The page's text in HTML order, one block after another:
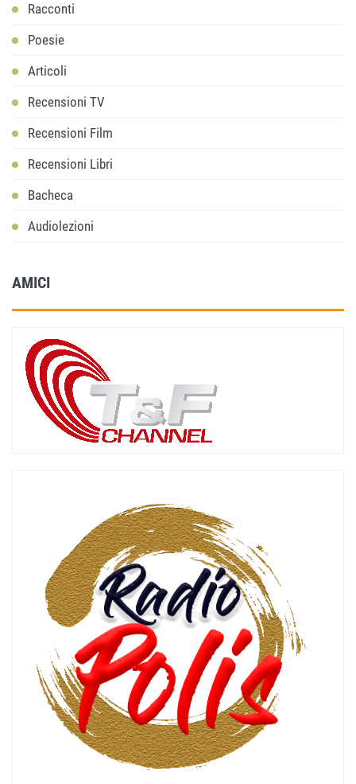
Racconti
Poesie
Articoli
Recensioni TV
Recensioni Film
Recensioni Libri
Bacheca
Audiolezioni
AMICI